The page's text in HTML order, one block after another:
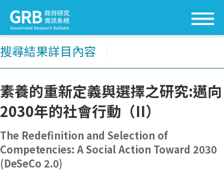
搜尋結果詳目內容
素養的重新定義與選擇之研究:邁向
2030年的社會行動（II）
The Redefinition and Selection of
Competencies: A Social Action Toward 2030
(DeSeCo 2.0)